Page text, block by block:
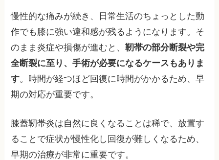
慢性的な痛みが続き、日常生活のちょっとした動
作でも膝に強い違和感が残るようになります。そ
のまま炎症や損傷が進むと、靭帯の部分断裂や完
全断裂に至り、手術が必要になるケースもありま
す。時間が経つほど回復に時間がかかるため、早
期の対応が重要です。
膝蓋靭帯炎は自然に良くなることは稀で、放置す
ることで症状が慢性化し回復が難しくなるため、
早期の治療が非常に重要です。